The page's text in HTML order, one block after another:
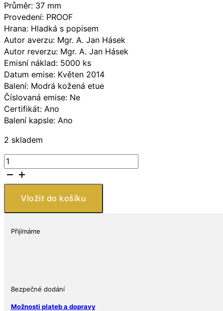
Průměr: 37 mm
Provedení: PROOF
Hrana: Hladká s popisem
Autor averzu: Mgr. A. Jan Hásek
Autor reverzu: Mgr. A. Jan Hásek
Emisní náklad: 5000 ks
Datum emise: Květen 2014
Balení: Modrá kožená etue
Číslovaná emise: Ne
Certifikát: Ano
Balení kapsle: Ano
2 skladem
Stříbrná
medaile
Památky
Špilberk
proof
Vložit do košíku
Přijímáme
Bezpečné dodání
Možnosti plateb a dopravy